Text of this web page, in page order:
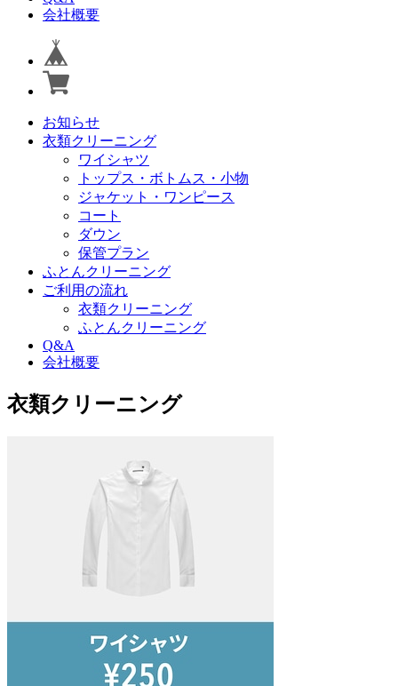
会社概要
お知らせ
衣類クリーニング
ワイシャツ
トップス・ボトムス・小物
ジャケット・ワンピース
コート
ダウン
保管プラン
ふとんクリーニング
ご利用の流れ
衣類クリーニング
ふとんクリーニング
Q&A
会社概要
衣類クリーニング